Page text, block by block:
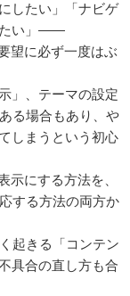
したい」「ナビゲ
たい」——
望に必ず一度はぶ
」、テーマの設定
る場合もあり、や
しまうという初心
示にする方法を、
する方法の両方か
起きる「コンテン
具合の直し方も合